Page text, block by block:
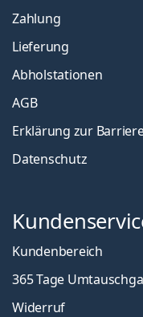
Zahlung
Lieferung
Abholstationen
AGB
Erklärung zur
Datenschutz
Kundenbereich
365 Tage
Widerruf